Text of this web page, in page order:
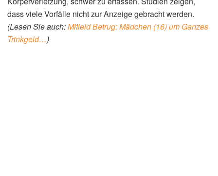
dass viele Vorfälle nicht zur Anzeige gebracht werden.
(Lesen Sie auch:Mitleid Betrug: Mädchen (16) um Ganzes
Trinkgeld…)